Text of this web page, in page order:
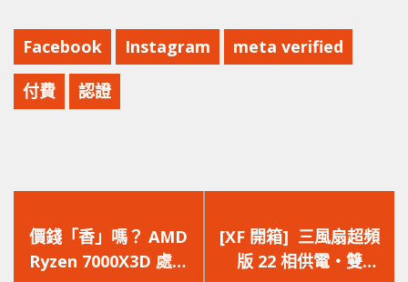
Facebook Instagram meta verified
付費 認證
一
篇
價錢「香」嗎？ AMD
Ryzen 7000X3D 處理
一
篇
[XF 開箱] 三風扇超頻
版 22 相供電‧雙